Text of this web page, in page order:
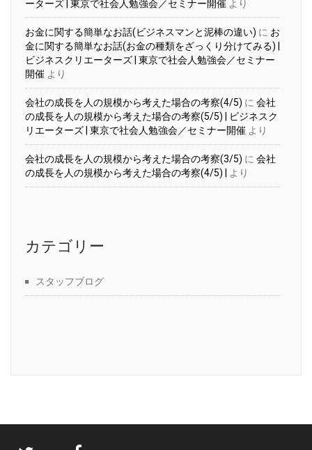
ーターズ | 東京で社会人勉強会／セミナー開催 より
お金に関する簡単なお話(ビジネスマンと泥棒の違い) に お
金に関する簡単なお話(お金の種類をざっくり分けてみる) |
ビジネスクリエーターズ | 東京で社会人勉強会／セミナー
開催 より
会社の成長を人の規模から考えた場合の考察(4/5) に 会社
の成長を人の規模から考えた場合の考察(5/5) | ビジネスク
リエーターズ | 東京で社会人勉強会／セミナー開催 より
会社の成長を人の規模から考えた場合の考察(3/5) に 会社
の成長を人の規模から考えた場合の考察(4/5) |
より
カテゴリー
スタッフブログ